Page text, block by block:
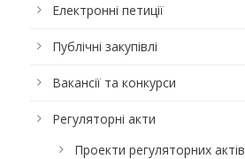
Електронні петиції
Публічні закупівлі
Вакансії та конкурси
Регуляторні акти
Проекти регуляторних актів